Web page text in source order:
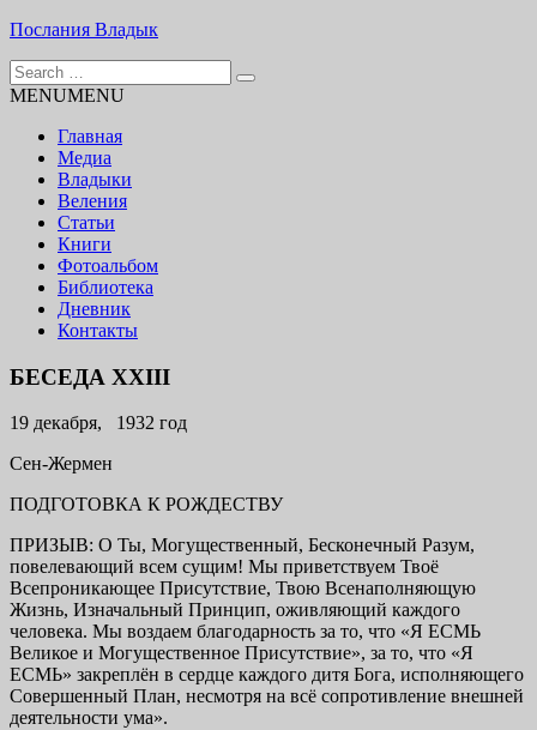
Skip
content
Послания Владык
Основу сайта представляют Послания, или Диктовки,
Search
for:
MENUMENU
Главная
Медиа
Владыки
Веления
Статьи
Книги
Фотоальбом
Библиотека
Дневник
Контакты
БЕСЕДА XXIII
19 декабря, 1932 год
Сен-Жермен
ПОДГОТОВКА К РОЖДЕСТВУ
ПРИЗЫВ: О Ты, Могущественный, Бесконечный Разум,
повелевающий всем сущим! Мы приветствуем Твоё
Всепроникающее Присутствие, Твою Всенаполняющую
Жизнь, Изначальный Принцип, оживляющий каждого
человека. Мы воздаем благодарность за то, что «Я ЕСМЬ
Великое и Могущественное Присутствие», за то, что «Я
ЕСМЬ» закреплён в сердце каждого дитя Бога, исполняющего
Совершенный План, несмотря на всё сопротивление внешней
деятельности ума».